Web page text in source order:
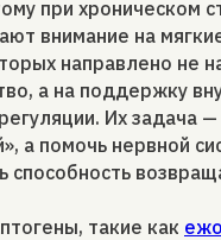
при хроническом
внимание на
направлено не
а на поддержку
Их задача
а помочь нервной
способность
такие как